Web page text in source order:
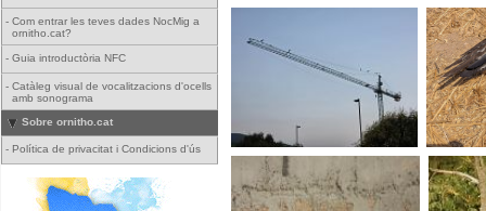
- Com entrar les teves dades NocMig a
ornitho.cat?
- Guia introductòria NFC
- Catàleg visual de vocalitzacions d'ocells
amb sonograma
Sobre ornitho.cat
- Política de privacitat i Condicions d'ús